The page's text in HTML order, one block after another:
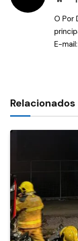
O Por
E-mail:
Relacionados